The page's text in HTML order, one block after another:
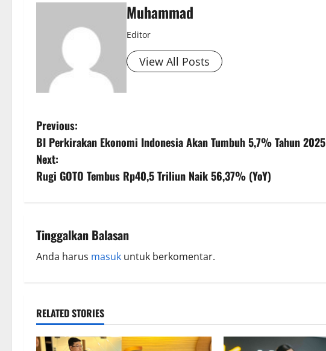
Muhammad
Editor
View All Posts
Previous:
BI Perkirakan Ekonomi Indonesia Akan Tumbuh 5,7% Tahun 2025
Next:
Rugi GOTO Tembus Rp40,5 Triliun Naik 56,37% (YoY)
Tinggalkan Balasan
Anda harus masuk untuk berkomentar.
RELATED STORIES